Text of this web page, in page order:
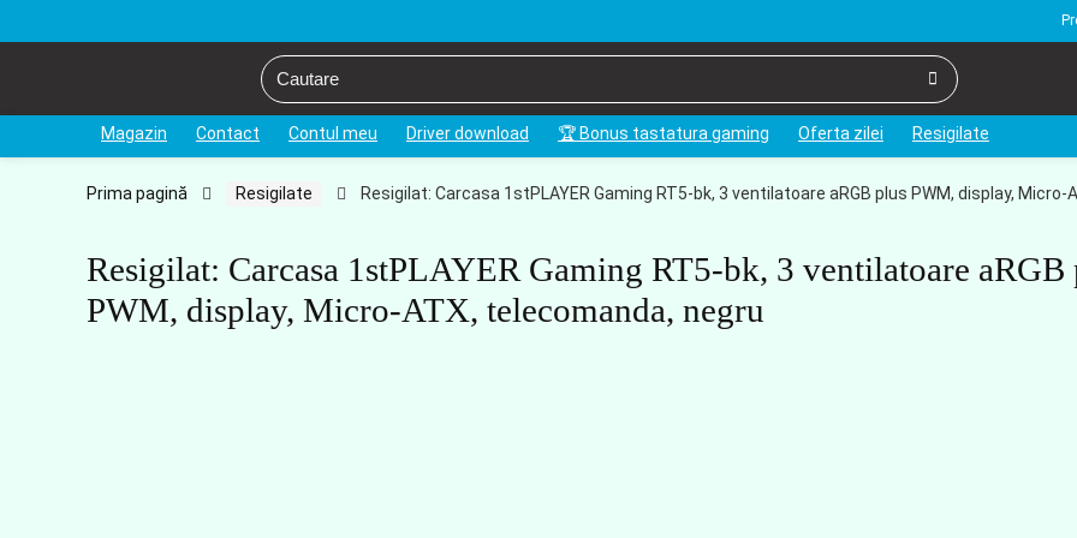
Magazin Contact Contul meu Driver download 🏆 Bonus tastatura gaming Oferta zilei Resigilate
Prima pagină Resigilate Resigilat: Carcasa 1stPLAYER Gaming RT5-bk, 3 ventilatoare aRGB plus PWM, display,
Resigilat: Carcasa 1stPLAYER Gaming RT5-bk, 3 ventilatoare aRGB
PWM, display, Micro-ATX, telecomanda, negru